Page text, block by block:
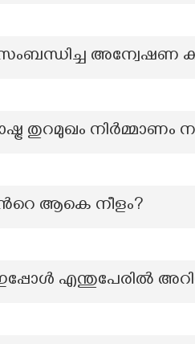
അന്വേഷണ
തുറമുഖം നിർമ്മാണം
ആകെ നീളം?
എന്തുപേരിൽ